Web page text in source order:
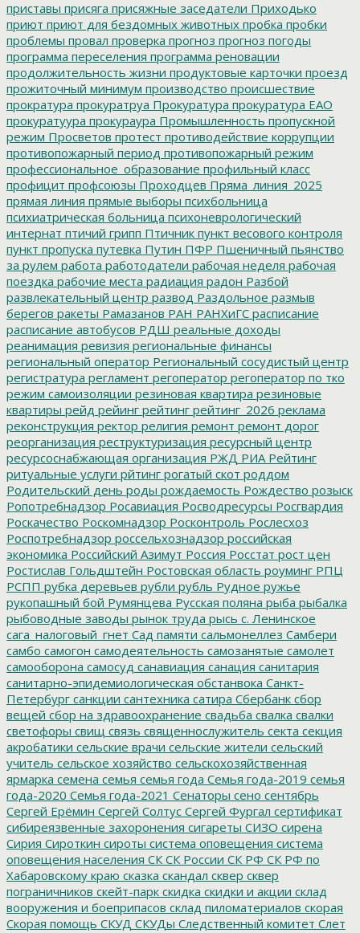
приставы присяга присяжные заседатели Приходько
приют приют для бездомных животных пробка пробки
проблемы провал проверка прогноз прогноз погоды
программа переселения программа реновации
продолжительность жизни продуктовые карточки проезд
прожиточный минимум производство происшествие
прократура прокуратруа Прокуратура прокуратура ЕАО
прокуратуура прокураура Промышленность пропускной
режим Просветов протест противодействие коррупции
противопожарный период противопожарный режим
профессиональное_образование профильный класс
профицит профсоюзы Проходцев Пряма_линия_2025
прямая линия прямые выборы психбольница
психиатрическая больница психоневрологический
интернат птичий грипп Птичник пункт весового контроля
пункт пропуска путевка Путин ПФР Пшеничный пьянство
за рулем работа работодатели рабочая неделя рабочая
поездка рабочие места радиация радон Разбой
развлекательный центр развод Раздольное размыв
берегов ракеты Рамазанов РАН РАНХиГС расписание
расписание автобусов РДШ реальные доходы
реанимация ревизия региональные финансы
региональный оператор Региональный сосудистый центр
регистратура регламент регоператор регоператор по тко
режим самоизоляции резиновая квартира резиновые
квартиры рейд рейинг рейтинг рейтинг_2026 реклама
реконструкция ректор религия ремонт ремонт дорог
реорганизация реструктуризация ресурсный центр
ресурсоснабжающая организация РЖД РИА Рейтинг
ритуальные услуги рйтинг рогатый скот роддом
Родительский день роды рождаемость Рождество розыск
Ропотребнадзор Росавиация Росводресурсы Росгвардия
Роскачество Роскомнадзор Росконтроль Рослесхоз
Роспотребнадзор россельхознадзор российская
экономика Российский Азимут Россия Росстат рост цен
Ростислав Гольдштейн Ростовская область роуминг РПЦ
РСПП рубка деревьев рубли рубль Рудное ружье
рукопашный бой Румянцева Русская поляна рыба рыбалка
рыбоводные заводы рынок труда рысь с. Ленинское
сага_налоговый_гнет Сад памяти сальмонеллез Самбери
самбо самогон самодеятельность самозанятые самолет
самооборона самосуд санавиация санация санитария
санитарно-эпидемиологическая обстанвока Санкт-
Петербург санкции сантехника сатира Сбербанк сбор
вещей сбор на здравоохранение свадьба свалка свалки
светофоры свищ связь священнослужитель секта секция
акробатики сельские врачи сельские жители сельский
учитель сельское хозяйство сельскохозяйственная
ярмарка семена семья семья года Семья года-2019 семья
года-2020 Семья года-2021 Сенаторы сено сентябрь
Сергей Ерёмин Сергей Солтус Сергей Фургал сертификат
сибиреязвенные захоронения сигареты СИЗО сирена
Сирия Сироткин сироты система оповещения система
оповещения населения СК СК России СК РФ СК РФ по
Хабаровскому краю сказка скандал сквер сквер
пограничников скейт-парк скидка скидки и акции склад
вооружения и боеприпасов склад пиломатериалов скорая
Скорая помощь СКУД СКУДы Следственный комитет Слет